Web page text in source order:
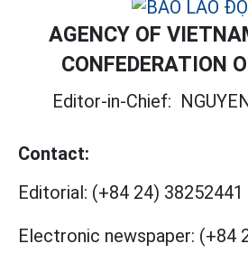
AGENCY OF
CONFEDERATION
Editor-in-Chief:
Contact:
Editorial: (+84 24) 38252441
Electronic newspaper: (+84